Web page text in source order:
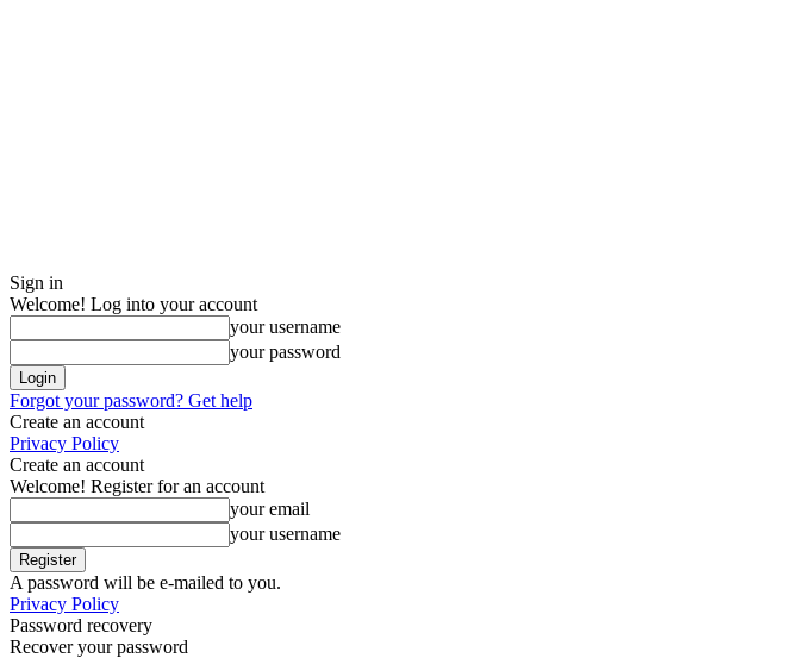
Sign in
Welcome! Log into your account
your username
your password
Forgot your password? Get help
Create an account
Privacy Policy
Create an account
Welcome! Register for an account
your email
your username
A password will be e-mailed to you.
Privacy Policy
Password recovery
Recover your password